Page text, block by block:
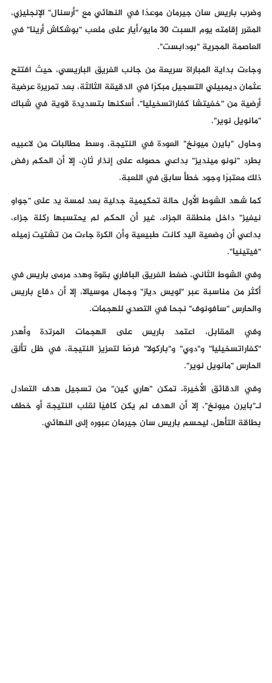
وضرب باريس سان جيرمان موعدًا في النهائي مع "أرسنال" الإنجليزي،
المقرر إقامته يوم السبت 30 مايو/أيار على ملعب "بوشكاش أرينا" في
العاصمة المجرية "بودابست".
وجاءت بداية المباراة سريعة من جانب الفريق الباريسي، حيث افتتح
عثمان ديمبيلي التسجيل مبكرًا في الدقيقة الثالثة، بعد تمريرة عرضية
أرضية من "خفيتشا كفاراتسخيليا"، أسكنها بتسديدة قوية في شباك
"مانويل نوير".
وحاول "بايرن ميونخ" العودة في النتيجة، وسط مطالبات من لاعبيه
بطرد "نونو مينديز" بداعي حصوله على إنذار ثانٍ، إلا أن الحكم رفض
ذلك معتبرًا وجود خطأ سابق في اللعبة.
كما شهد الشوط الأول حالة تحكيمية جدلية بعد لمسة يد على "جواو
نيفيز" داخل منطقة الجزاء، غير أن الحكم لم يحتسبها ركلة جزاء،
بداعي أن وضعية اليد كانت طبيعية وأن الكرة جاءت من تشتيت زميله
"فيتينيا".
وفي الشوط الثاني، ضغط الفريق البافاري بقوة وهدد مرمى باريس في
أكثر من مناسبة عبر "لويس دياز" وجمال موسيالا، إلا أن دفاع باريس
والحارس "سافونوف" نجحا في التصدي للهجمات.
وفي المقابل، اعتمد باريس على الهجمات المرتدة وأهدر
"كفاراتسخيليا" و"دوي" و"باركولا" فرصًا لتعزيز النتيجة، في ظل تألق
الحارس "مانويل نوير".
وفي الدقائق الأخيرة، تمكن "هاري كين" من تسجيل هدف التعادل
لـ"بايرن ميونخ"، إلا أن الهدف لم يكن كافيًا لقلب النتيجة أو خطف
بطاقة التأهل، ليحسم باريس سان جيرمان عبوره إلى النهائي.